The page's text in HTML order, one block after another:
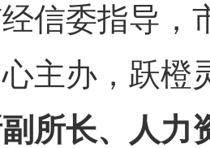
信委指导，
主办，跃橙
所长、人力